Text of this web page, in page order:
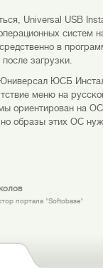
Universal USB
в
загрузки.
ЮСБ
меню на
ориентирован на
образы этих ОС
портала "Softobase"